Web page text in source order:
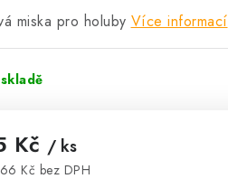
miska pro holuby Více informací
Kč / ks
Kč bez DPH